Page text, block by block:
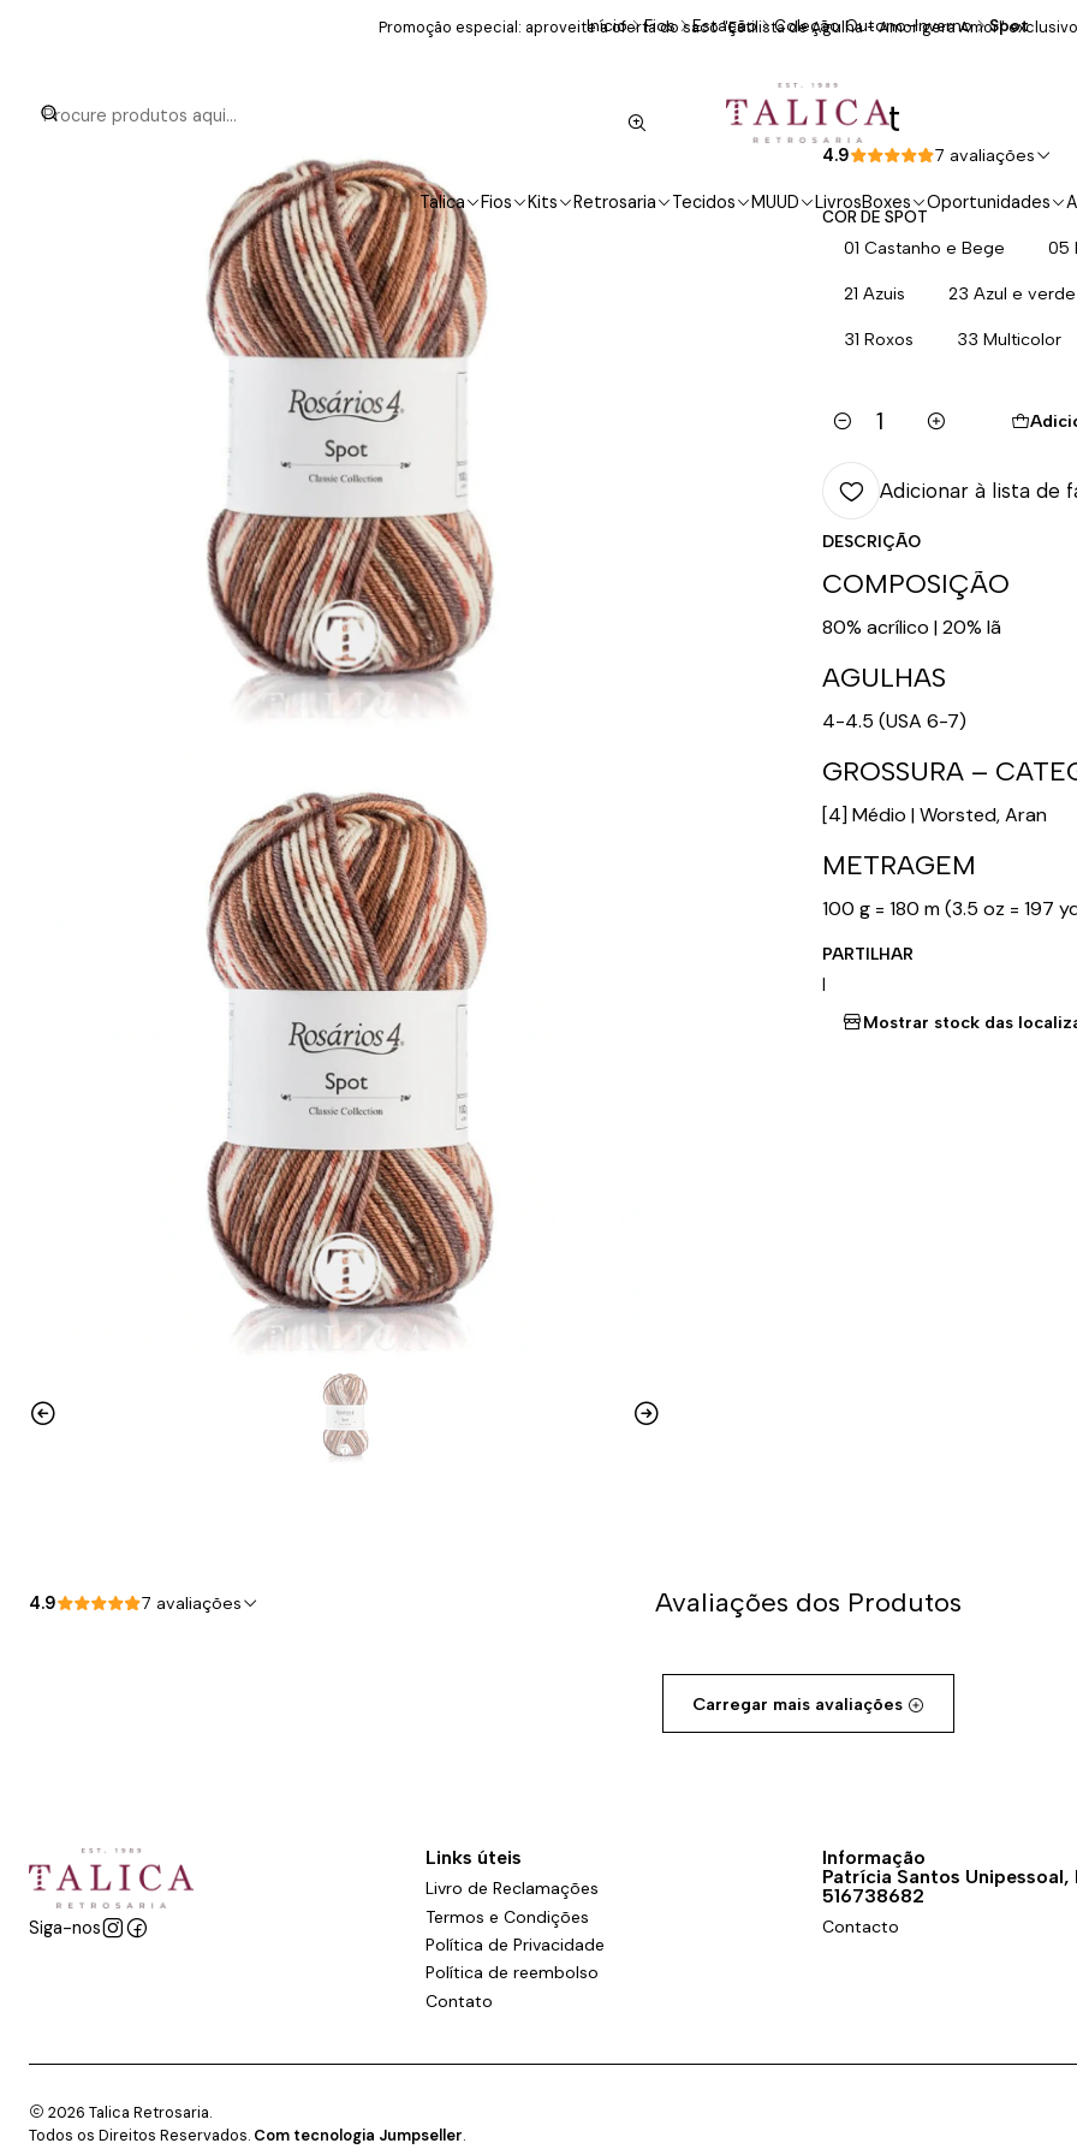
Talica Fios Kits Retrosaria Tecidos MUUD LivrosBoxes Oportunidades
Promoção especial: aproveite a oferta do saco "Estilista de Agulha - Amor gera Amor"
Início Fios Estação Coleção Outono-Inverno Spot
Spot
4.9 7 avaliações
COR DE SPOT
01 Castanho e Bege 05
21 Azuis 23 Azul e verde
31 Roxos 33 Multicolor
Quantidade
Adicionar à lista de
DESCRIÇÃO
COMPOSIÇÃO
80% acrílico | 20% lã
AGULHAS
4-4.5 (USA 6-7)
GROSSURA –
[4] Médio | Worsted, Aran
METRAGEM
100 g = 180 m (3.5 oz = 197
PARTILHAR
|
Mostrar stock das
Avaliações dos Produtos
4.9 7 avaliações
Carregar mais avaliações
Siga-nos
Links úteis
Livro de Reclamações
Termos e Condições
Política de Privacidade
Política de reembolso
Contato
Informação
Patrícia Santos Unipessoal,
516738682
Contacto
2026 Talica Retrosaria.
Todos os Direitos Reservados. Com tecnologia Jumpseller.